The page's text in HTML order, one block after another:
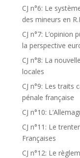
CJ n°6: Le
des mineurs en
CJ n°7: L’opinion
la perspective
CJ n°8: La
locales
CJ n°9: Les traits
pénale française
CJ n°10:
CJ n°11: Le
Françaises
CJ n°12: Le